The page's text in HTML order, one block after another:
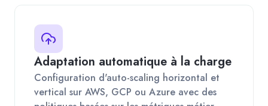
Adaptation automatique à la charge
Configuration d'auto-scaling horizontal et
vertical sur AWS, GCP ou Azure avec des